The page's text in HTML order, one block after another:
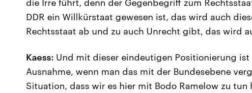
die Irre führt, denn der Gegenbegriff zum
DDR ein Willkürstaat gewesen ist, das wird auch
Rechtsstaat ab und zu auch Unrecht gibt, das wird
Kaess: Und mit dieser eindeutigen Positionierung ist
Ausnahme, wenn man das mit der Bundesebene
Situation, dass wir es hier mit Bodo Ramelow zu tun